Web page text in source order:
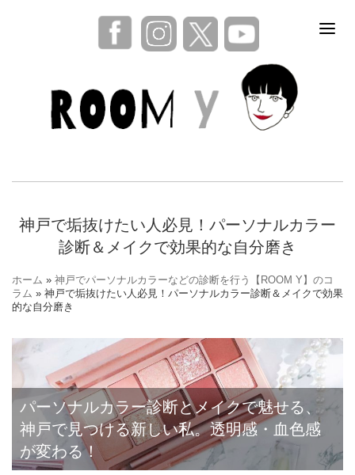
神戸で垢抜けたい人必見！パーソナルカラー
診断＆メイクで効果的な自分磨き
ホーム » 神戸でパーソナルカラーなどの診断を行う【ROOM Y】のコ
ラム » 神戸で垢抜けたい人必見！パーソナルカラー診断＆メイクで効果
的な自分磨き
パーソナルカラー診断とメイクで魅せる、
神戸で見つける新しい私。透明感・血色感
が変わる！